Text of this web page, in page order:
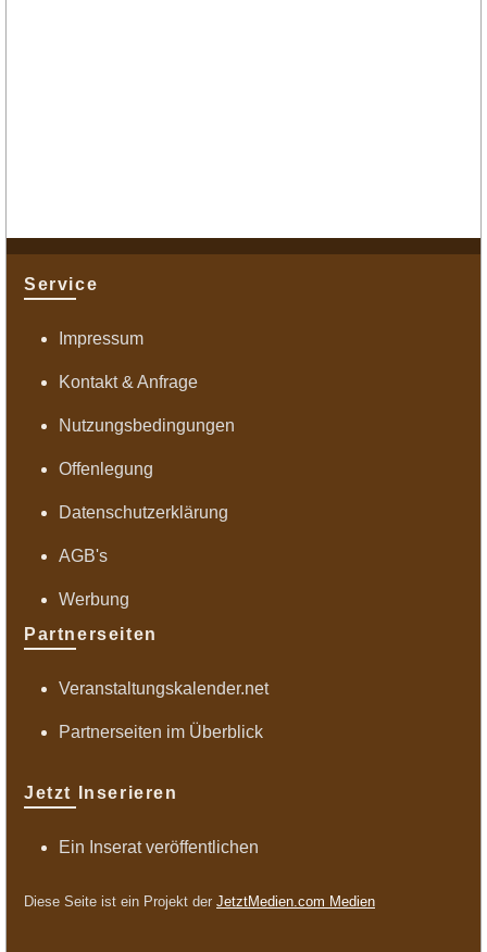
Service
Impressum
Kontakt & Anfrage
Nutzungsbedingungen
Offenlegung
Datenschutzerklärung
AGB's
Werbung
Partnerseiten
Veranstaltungskalender.net
Partnerseiten im Überblick
Jetzt Inserieren
Ein Inserat veröffentlichen
Diese Seite ist ein Projekt der JetztMedien.com Medien